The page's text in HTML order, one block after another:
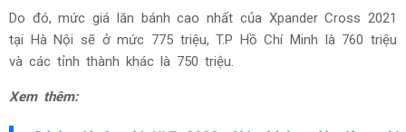
Do đó, mức giá lăn bánh cao nhất của Xpander Cross 2021
tại Hà Nội sẽ ở mức 775 triệu, T.P Hồ Chí Minh là 760 triệu
và các tỉnh thành khác là 750 triệu.
Xem thêm: